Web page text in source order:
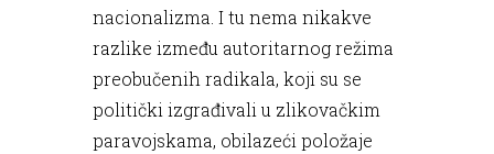
nacionalizma. I tu nema nikakve
razlike između autoritarnog režima
preobučenih radikala, koji su se
politički izgrađivali u zlikovačkim
paravojskama, obilazeći položaje